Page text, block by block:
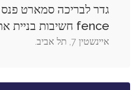
fence חשיבות בניית אתר תדמית
איינשטין 7, תל אביב.